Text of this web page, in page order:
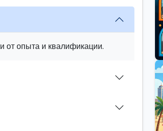
от опыта и квалификации.